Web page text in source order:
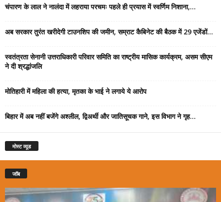
चंपारण के लाल ने नालंदा में लहराया परचमः पहले ही प्रयास में स्वर्णिम निशाना,...
अब सरकार तुरंत खरीदेगी टाउनशिप की जमीन, सम्राट कैबिनेट की बैठक में 29 एजेंडों...
स्वतंत्रता सेनानी उत्तराधिकारी परिवार समिति का राष्ट्रीय मासिक कार्यक्रम, असम सीएम
ने दी श्रद्धांजलि
मोतिहारी में महिला की हत्या, मृतका के भाई ने लगाये ये आरोप
बिहार में अब नहीं बजेंगे अश्लील, द्विअर्थी और जातिसूचक गाने, इस विभाग ने गृह...
मोस्ट व्यूड
जॉब